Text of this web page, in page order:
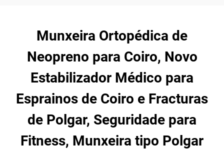
Munxeira Ortopédica de
Neopreno para Coiro, Novo
Estabilizador Médico para
Esprainos de Coiro e Fracturas
de Polgar, Seguridade para
Fitness, Munxeira tipo Polgar